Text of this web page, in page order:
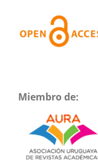
Miembro de: